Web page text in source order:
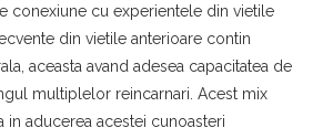
conexiune cu experientele din vietile
din vietile anterioare contin
aceasta avand adesea capacitatea de
multiplelor reincarnari. Acest mix
in aducerea acestei cunoasteri